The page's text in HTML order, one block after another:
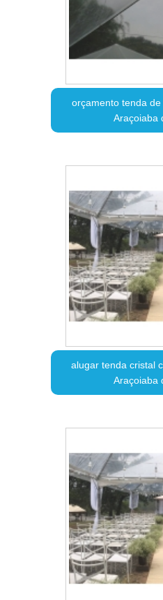
orçamento tenda
Araçoiaba
alugar tenda cristal
Araçoiaba